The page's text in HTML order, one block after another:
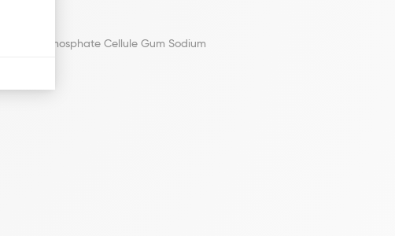
Pyrophosphate Cellule Gum Sodium